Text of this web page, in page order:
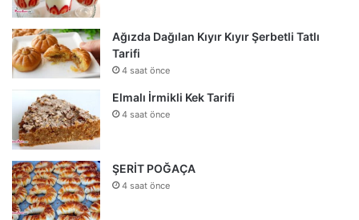
Ağızda Dağılan Kıyır Kıyır Şerbetli Tatlı
Tarifi
4 saat önce
Elmalı İrmikli Kek Tarifi
4 saat önce
ŞERİT POĞAÇA
4 saat önce